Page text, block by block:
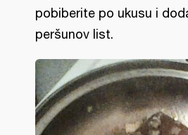
pobiberite po ukusu i
peršunov list.